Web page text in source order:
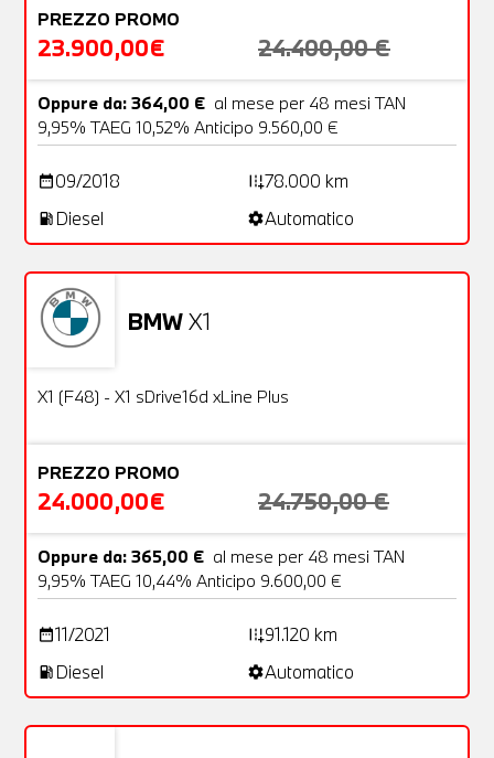
PREZZO PROMO
23.900,00€ 24.400,00 €
Oppure da: 364,00 € al mese per 48 mesi TAN
9,95% TAEG 10,52% Anticipo 9.560,00 €
date_range09/2018 add_road78.000 km
local_gas_station Diesel settingsAutomatico
BMWX1
OFFERTA
Usato
X1 (F48) - X1 sDrive16d xLine Plus
PREZZO PROMO
24.000,00€ 24.750,00 €
Oppure da: 365,00 € al mese per 48 mesi TAN
9,95% TAEG 10,44% Anticipo 9.600,00 €
date_range11/2021 add_road91.120 km
local_gas_station Diesel settingsAutomatico